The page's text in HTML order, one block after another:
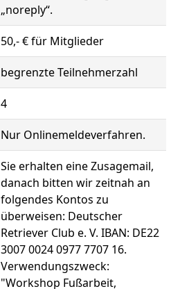
„noreply“.
50,- € für Mitglieder
begrenzte Teilnehmerzahl
4
Nur Onlinemeldeverfahren.
Sie erhalten eine Zusagemail,
danach bitten wir zeitnah an
folgendes Kontos zu
überweisen: Deutscher
Retriever Club e. V. IBAN: DE22
3007 0024 0977 7707 16.
Verwendungszweck:
"Workshop Fußarbeit,